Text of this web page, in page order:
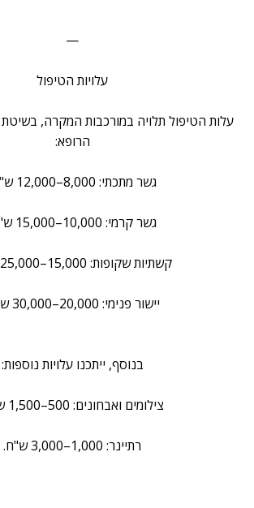
—
עלויות הטיפול
עלות הטיפול תלויה במורכבות המקרה, בשיטת
הרופא:
גשר מתכתי: 8,000–12,000 ש"ח.
גשר קרמי: 10,000–15,000 ש"ח.
קשתיות שקופות: 15,000–25,000 ש"ח.
יישור פנימי: 20,000–30,000 ש"ח.
בנוסף, ייתכנו עלויות נוספות:
צילומים ואבחונים: 500–1,500 ש"ח.
רתיינר: 1,000–3,000 ש"ח.